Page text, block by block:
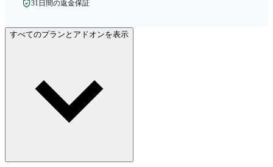
31日間の返金保証
すべてのプランとアドオンを表示